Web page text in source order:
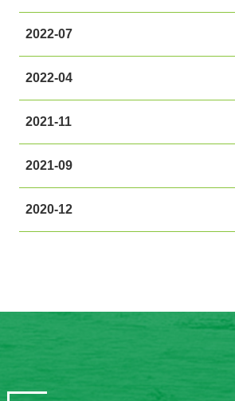
2022-07
2022-04
2021-11
2021-09
2020-12